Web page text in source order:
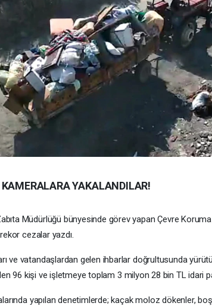
YAKALANDILAR!
Müdürlüğü bünyesinde görev yapan Çevre
cezalar yazdı.
ve vatandaşlardan gelen ihbarlar doğrultusunda
96 kişi ve işletmeye toplam 3 milyon 28 bin TL idari
yapılan denetimlerde; kaçak moloz dökenler,